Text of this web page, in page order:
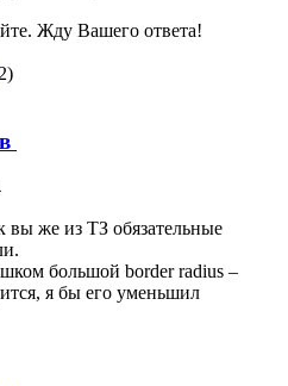
Жду Вашего ответа!
2)
вы же из ТЗ обязательные
большой border radius –
я бы его уменьшил